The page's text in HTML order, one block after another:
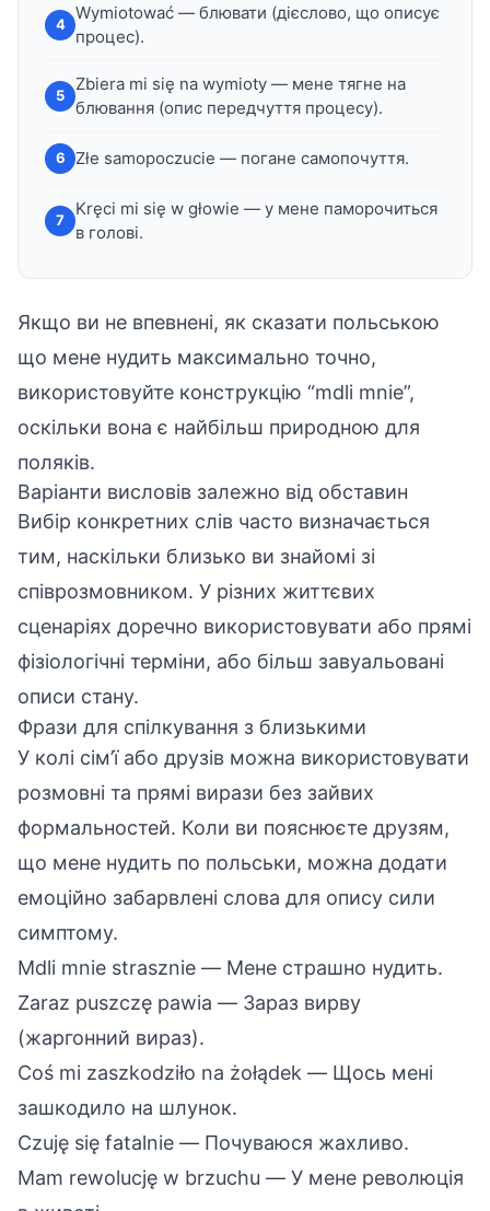
4
Wymiotować — блювати (дієслово, що описує
процес).
5
Zbiera mi się na wymioty — мене тягне на
блювання (опис передчуття процесу).
6 Złe samopoczucie — погане самопочуття.
7
Kręci mi się w głowie — у мене паморочиться
в голові.
Якщо ви не впевнені, як сказати польською
що мене нудить максимально точно,
використовуйте конструкцію “mdli mnie”,
оскільки вона є найбільш природною для
поляків.
Варіанти висловів залежно від обставин
Вибір конкретних слів часто визначається
тим, наскільки близько ви знайомі зі
співрозмовником. У різних життєвих
сценаріях доречно використовувати або прямі
фізіологічні терміни, або більш завуальовані
описи стану.
Фрази для спілкування з близькими
У колі сім’ї або друзів можна використовувати
розмовні та прямі вирази без зайвих
формальностей. Коли ви пояснюєте друзям,
що мене нудить по польськи, можна додати
емоційно забарвлені слова для опису сили
симптому.
Mdli mnie strasznie — Мене страшно нудить.
Zaraz puszczę pawia — Зараз вирву
(жаргонний вираз).
Coś mi zaszkodziło na żołądek — Щось мені
зашкодило на шлунок.
Czuję się fatalnie — Почуваюся жахливо.
Mam rewolucję w brzuchu — У мене революція